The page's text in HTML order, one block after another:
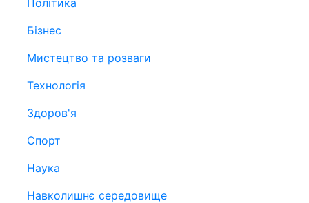
Політика
Бізнес
Мистецтво та розваги
Технологія
Здоров'я
Спорт
Наука
Навколишнє середовище